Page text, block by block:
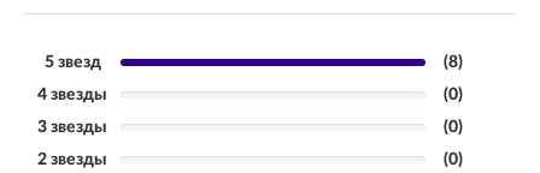
5 звезд
(8)
4 звезды
(0)
3 звезды
(0)
2 звезды
(0)